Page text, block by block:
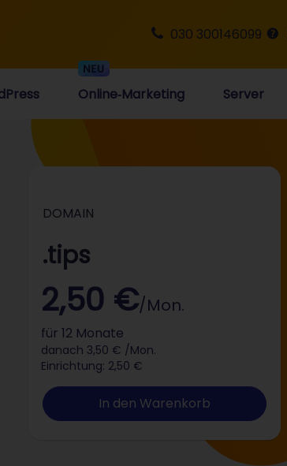
030 300146099
Online‑Marketing Server
DOMAIN
.tips
2,50 €/Mon.
für 12 Monate
danach 3,50 € /Mon.
Einrichtung: 2,50 €
In den Warenkorb